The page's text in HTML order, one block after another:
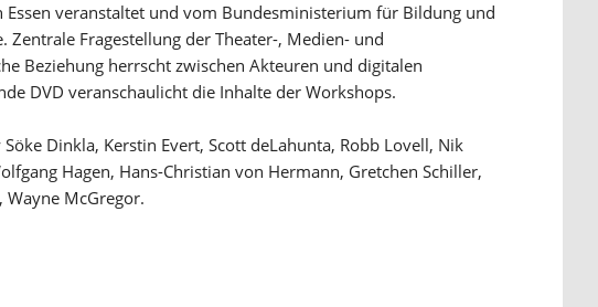
Essen veranstaltet und vom Bundesministerium für Bildung und
Zentrale Fragestellung der Theater-, Medien- und
Beziehung herrscht zwischen Akteuren und digitalen
DVD veranschaulicht die Inhalte der Workshops.
Dinkla, Kerstin Evert, Scott deLahunta, Robb Lovell, Nik
Hagen, Hans-Christian von Hermann, Gretchen Schiller,
Wayne McGregor.